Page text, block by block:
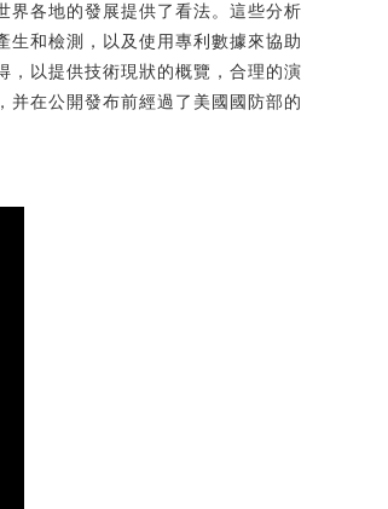
界各地的發展提供了看法。這些分析
生和檢測，以及使用專利數據來協助
，以提供技術現狀的概覽，合理的演
在公開發布前經過了美國國防部的